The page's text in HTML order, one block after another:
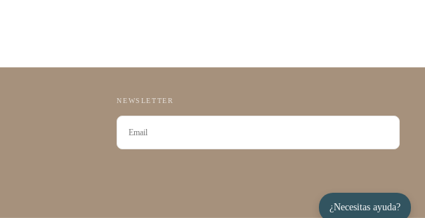
¿Necesitas ayuda?
NEWSLETTER
CORREO
ELECTRÓNICO